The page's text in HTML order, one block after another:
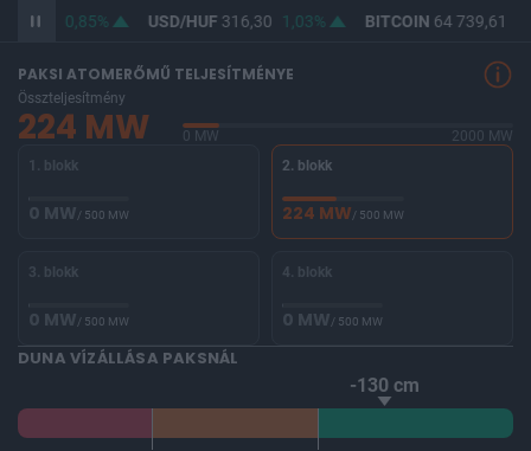
364,82 0,85% USD/HUF316,30 1,03% BITCOIN64 739,61
PAKSI ATOMERŐMŰ TELJESÍTMÉNYE
Összteljesítmény
224 MW 0 MW
2000 MW
1. blokk
0 MW/ 500 MW
2. blokk
224 MW/ 500 MW
3. blokk
0 MW/ 500 MW
4. blokk
0 MW/ 500 MW
DUNA VÍZÁLLÁSA PAKSNÁL
-130 cm